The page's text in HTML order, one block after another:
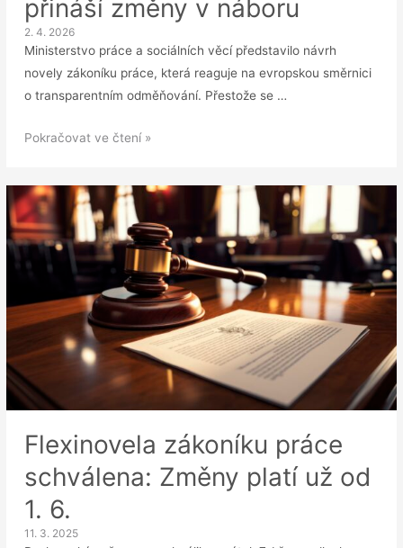
přináší změny v náboru
2. 4. 2026
Ministerstvo práce a sociálních věcí představilo návrh
novely zákoníku práce, která reaguje na evropskou směrnici
o transparentním odměňování. Přestože se …
Musíte
mzdy
už
v
inzerátech?
přináší
změny
v
náboru
Pokračovat ve čtení »
Flexinovela zákoníku práce
schválena: Změny platí už od
1. 6.
11. 3. 2025